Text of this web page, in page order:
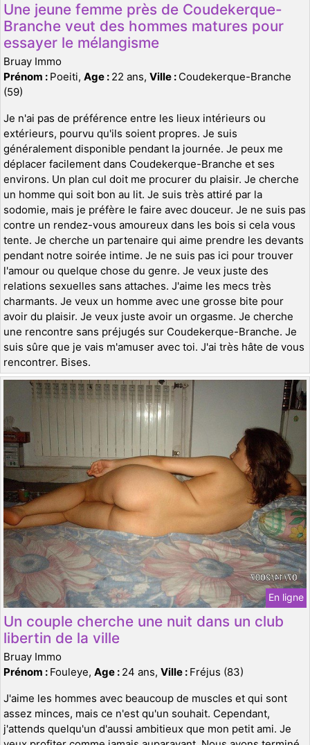
Une jeune femme près de Coudekerque-
Branche veut des hommes matures pour
essayer le mélangisme
Bruay Immo
Prénom : Poeiti, Age : 22 ans, Ville : Coudekerque-Branche
(59)
Je n'ai pas de préférence entre les lieux intérieurs ou
extérieurs, pourvu qu'ils soient propres. Je suis
généralement disponible pendant la journée. Je peux me
déplacer facilement dans Coudekerque-Branche et ses
environs. Un plan cul doit me procurer du plaisir. Je cherche
un homme qui soit bon au lit. Je suis très attiré par la
sodomie, mais je préfère le faire avec douceur. Je ne suis pas
contre un rendez-vous amoureux dans les bois si cela vous
tente. Je cherche un partenaire qui aime prendre les devants
pendant notre soirée intime. Je ne suis pas ici pour trouver
l'amour ou quelque chose du genre. Je veux juste des
relations sexuelles sans attaches. J'aime les mecs très
charmants. Je veux un homme avec une grosse bite pour
avoir du plaisir. Je veux juste avoir un orgasme. Je cherche
une rencontre sans préjugés sur Coudekerque-Branche. Je
suis sûre que je vais m'amuser avec toi. J'ai très hâte de vous
rencontrer. Bises.
En ligne
Un couple cherche une nuit dans un club
libertin de la ville
Bruay Immo
Prénom : Fouleye, Age : 24 ans, Ville : Fréjus (83)
J'aime les hommes avec beaucoup de muscles et qui sont
assez minces, mais ce n'est qu'un souhait. Cependant,
j'attends quelqu'un d'aussi ambitieux que mon petit ami. Je